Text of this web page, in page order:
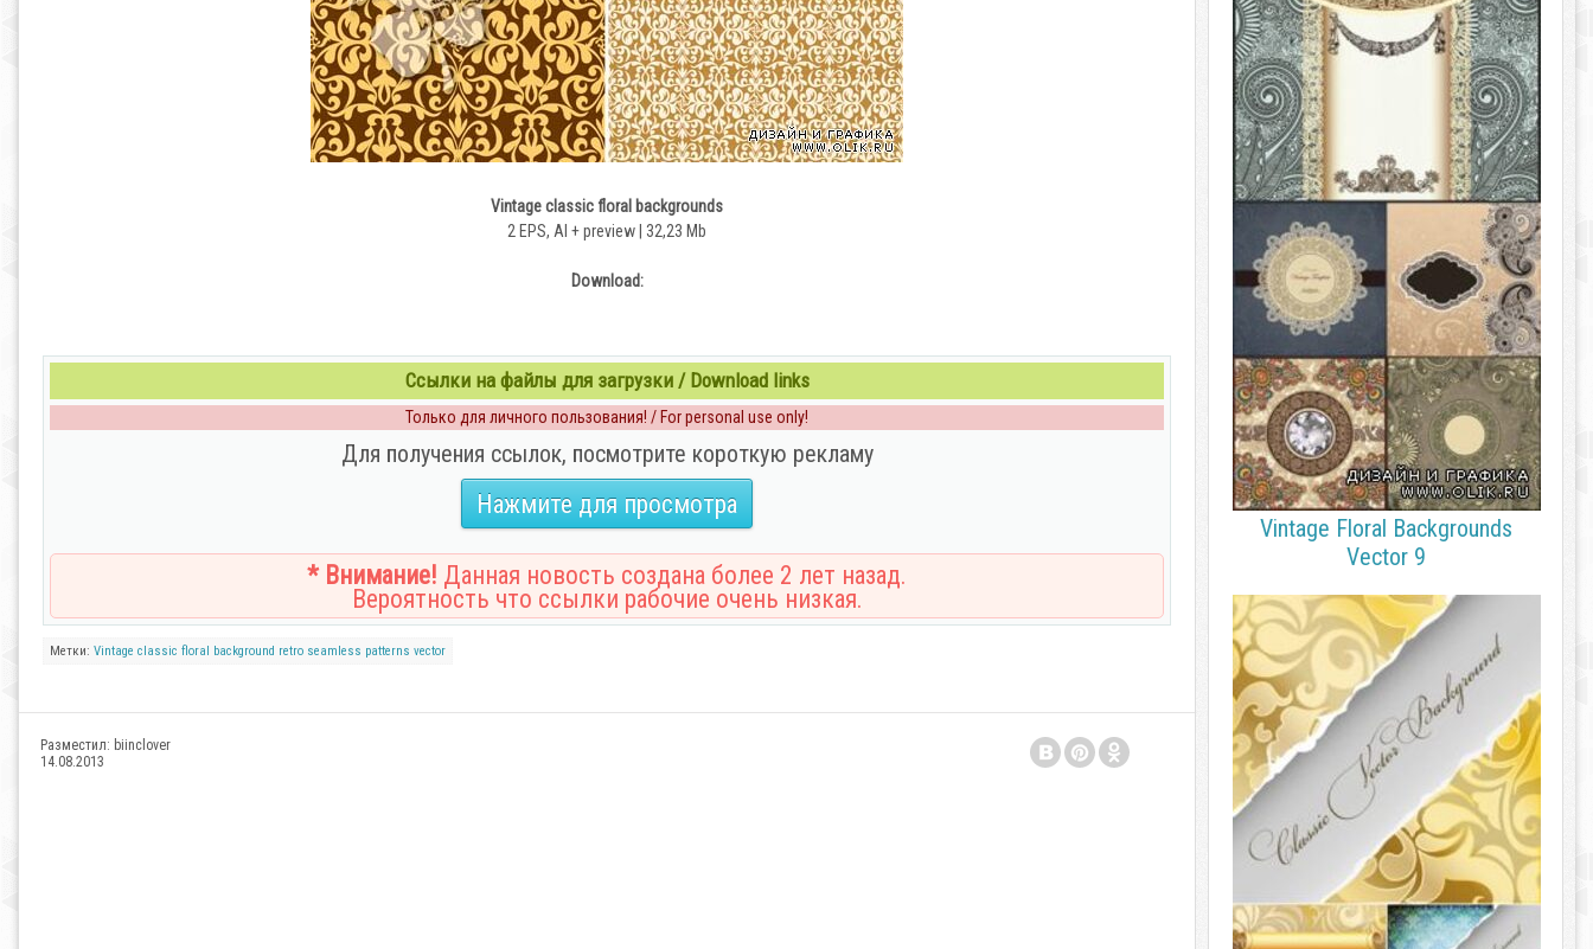
Vintage classic floral backgrounds
2 EPS, AI + preview | 32,23 Mb
Download:
Ссылки на файлы для загрузки / Download links
Только для личного пользования! / For personal use only!
Для получения ссылок, посмотрите короткую рекламу
Нажмите для просмотра
* Внимание! Данная новость создана более 2 лет назад.
Вероятность что ссылки рабочие очень низкая.
Метки: Vintage classic floral background retro seamless patterns vector
Разместил: biinclover
14.08.2013
Vintage Floral Backgrounds
Vector 9